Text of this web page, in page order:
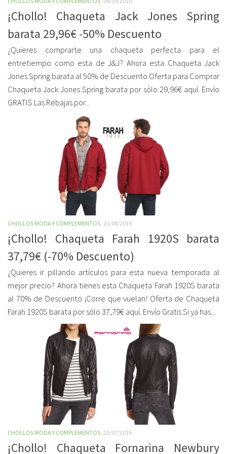
¡Chollo! Chaqueta Jack Jones Spring
barata 29,96€ -50% Descuento
¿Quieres comprarte una chaqueta perfecta para el
entretiempo como esta de J&J? Ahora esta Chaqueta Jack
Jones Spring barata al 50% de Descuento Oferta para Comprar
Chaqueta Jack Jones Spring barata por sólo 29,96€ aquí. Envío
GRATIS Las Rebajas por...
CHOLLOS MODA Y COMPLEMENTOS 23/08/2016
¡Chollo! Chaqueta Farah 1920S barata
37,79€ (-70% Descuento)
¿Quieres ir pillando artículos para esta nueva temporada al
mejor precio? Ahora tienes esta Chaqueta Farah 1920S barata
al 70% de Descuento ¡Corre que vuelan! Oferta de Chaqueta
Farah 1920S barata por sólo 37,79€ aquí. Envío Gratis Si ya has...
CHOLLOS MODA Y COMPLEMENTOS 23/07/2016
¡Chollo! Chaqueta Fornarina Newbury